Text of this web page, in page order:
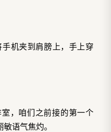
手机夹到肩膀上，手上穿
，咱们之前接的第一个
语气焦灼。